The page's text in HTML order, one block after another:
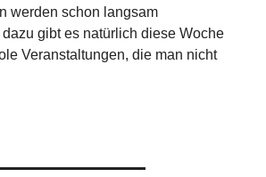
werden schon langsam
gibt es natürlich diese Woche
Veranstaltungen, die man nicht